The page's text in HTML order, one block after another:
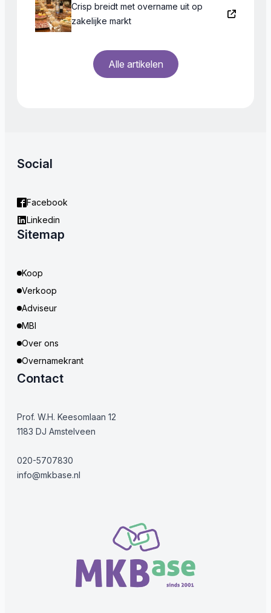
Crisp breidt met overname uit op
zakelijke markt
Alle artikelen
Social
Facebook
Linkedin
Sitemap
Koop
Verkoop
Adviseur
MBI
Over ons
Overnamekrant
Contact
Prof. W.H. Keesomlaan 12
1183 DJ Amstelveen
020-5707830
info@mkbase.nl